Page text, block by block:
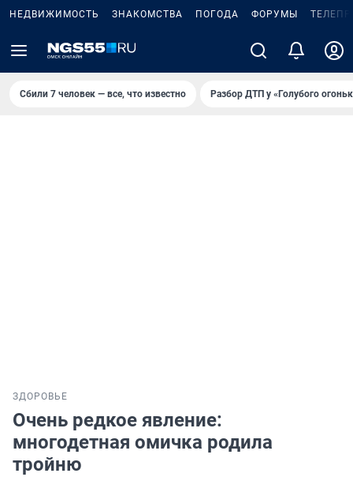
НЕДВИЖИМОСТЬ ЗНАКОМСТВА ПОГОДА ФОРУМЫ
Сбили 7 человек — все, что известно Разбор ДТП у «Голубого
ЗДОРОВЬЕ
Очень редкое явление:
многодетная омичка родила
тройню